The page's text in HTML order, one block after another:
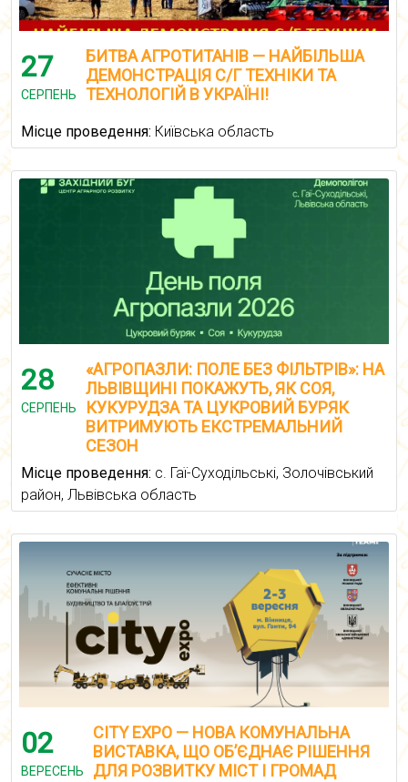
27
СЕРПЕНЬ
БИТВА АГРОТИТАНІВ — НАЙБІЛЬША
ДЕМОНСТРАЦІЯ С/Г ТЕХНІКИ ТА
ТЕХНОЛОГІЙ В УКРАЇНІ!
Місце проведення: Київська область
28
СЕРПЕНЬ
«АГРОПАЗЛИ: ПОЛЕ БЕЗ ФІЛЬТРІВ»: НА
ЛЬВІВЩИНІ ПОКАЖУТЬ, ЯК СОЯ,
КУКУРУДЗА ТА ЦУКРОВИЙ БУРЯК
ВИТРИМУЮТЬ ЕКСТРЕМАЛЬНИЙ
СЕЗОН
Місце проведення: с. Гаї-Суходільські, Золочівський
район, Львівська область
02
ВЕРЕСЕНЬ
CITY EXPO — НОВА КОМУНАЛЬНА
ВИСТАВКА, ЩО ОБ’ЄДНАЄ РІШЕННЯ
ДЛЯ РОЗВИТКУ МІСТ І ГРОМАД